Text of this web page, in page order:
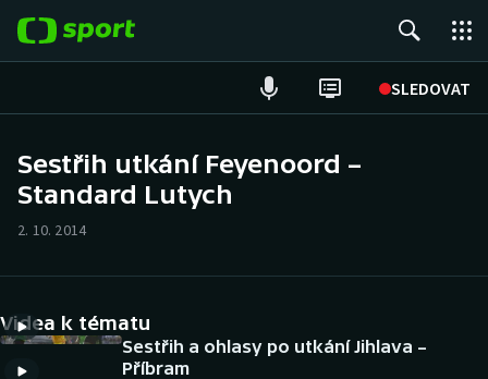
SLEDOVAT
Hokej
Cyklistika
Sestřih utkání Feyenoord –
Standard Lutych
2. 10. 2014
Videa k tématu
Sestřih a ohlasy po utkání Jihlava –
Příbram